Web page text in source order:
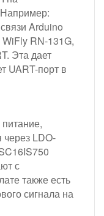
Arduino
RN-131G,
Эта дает
UART-порт в
через LDO-
с
также есть
сигнала на